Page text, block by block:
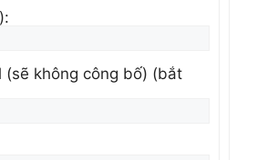
không công bố) (bắt